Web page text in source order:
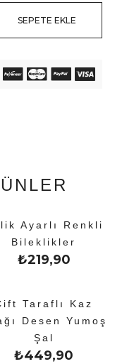
SEPETE EKLE
Ayarlı Renkli
Bileklikler
₺219,90
Taraflı Kaz
Desen Yumoş
Şal
₺449,90